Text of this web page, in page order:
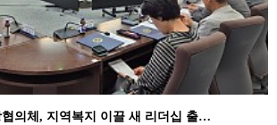
의체, 지역복지 이끌 새 리더십 출…